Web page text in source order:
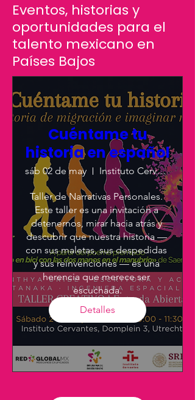
Eventos, historias y
oportunidades para el
talento mexicano en
Países Bajos
Cuéntame tu
historia en español
sáb 02 de may Instituto Cervantes - Utrecht
Taller de Narrativas Personales.
Este taller es una invitación a
detenernos, mirar hacia atrás y
descubrir que nuestra historia —
con sus maletas, sus despedidas
y sus reinvenciones — es una
herencia que merece ser
escuchada.
Detalles